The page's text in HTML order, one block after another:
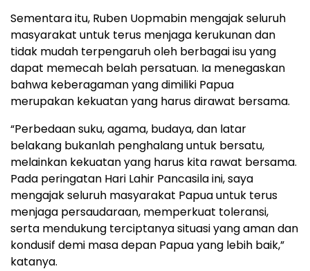
Sementara itu, Ruben Uopmabin mengajak seluruh
masyarakat untuk terus menjaga kerukunan dan
tidak mudah terpengaruh oleh berbagai isu yang
dapat memecah belah persatuan. Ia menegaskan
bahwa keberagaman yang dimiliki Papua
merupakan kekuatan yang harus dirawat bersama.
“Perbedaan suku, agama, budaya, dan latar
belakang bukanlah penghalang untuk bersatu,
melainkan kekuatan yang harus kita rawat bersama.
Pada peringatan Hari Lahir Pancasila ini, saya
mengajak seluruh masyarakat Papua untuk terus
menjaga persaudaraan, memperkuat toleransi,
serta mendukung terciptanya situasi yang aman dan
kondusif demi masa depan Papua yang lebih baik,”
katanya.